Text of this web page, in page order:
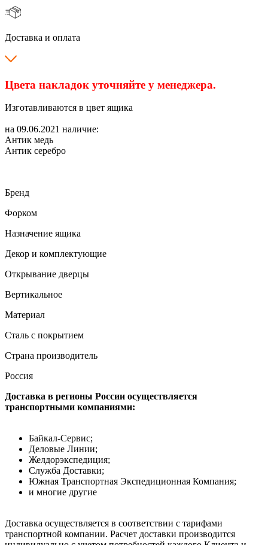
Доставка и оплата
Цвета накладок уточняйте у менеджера.
Изготавливаются в цвет ящика
на 09.06.2021 наличие:
Антик медь
Антик серебро
Бренд
Форком
Назначение ящика
Декор и комплектующие
Открывание дверцы
Вертикальное
Материал
Сталь с покрытием
Страна производитель
Россия
Доставка в регионы России осуществляется
транспортными компаниями:
Байкал-Сервис;
Деловые Линии;
Желдорэкспедиция;
Служба Доставки;
Южная Транспортная Экспедиционная Компания;
и многие другие
Доставка осуществляется в соответствии с тарифами
транспортной компании. Расчет доставки производится